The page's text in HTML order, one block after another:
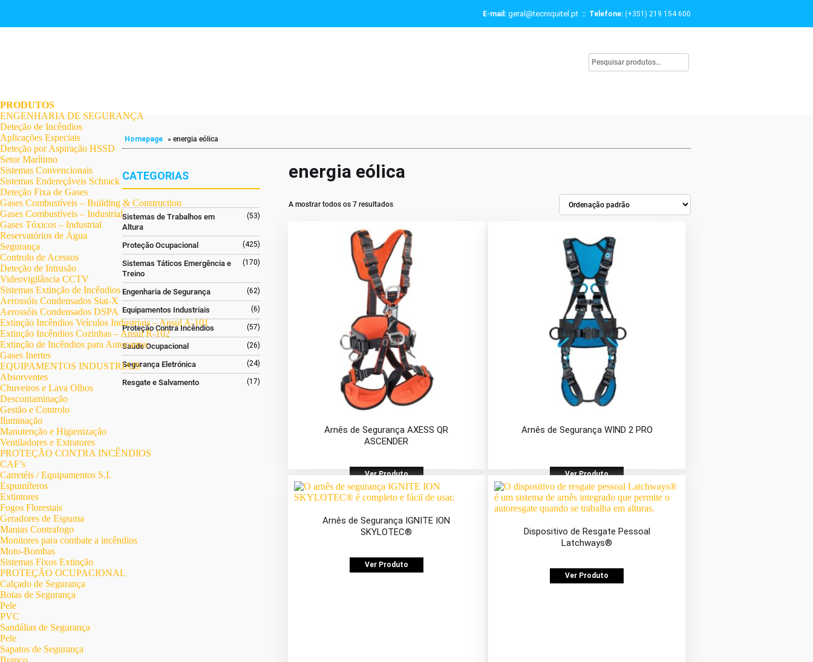
E-mail: geral@tecniquitel.pt :: Telefone: (+351) 219 154 600
PRODUTOS
ENGENHARIA DE SEGURANÇA
Deteção de Incêndios
Aplicações Especiais
Deteção por Aspiração HSSD
Setor Marítimo
Sistemas Convencionais
Sistemas Endereçáveis Schrack
Deteção Fixa de Gases
Gases Combustíveis – Building & Construction
Gases Combustíveis – Industrial
Gases Tóxicos – Industrial
Reservatórios de Água
Segurança
Controlo de Acessos
Deteção de Intrusão
Videovigilância CCTV
Sistemas Extinção de Incêndios
Aerossóis Condensados Stat-X
Aerossóis Condensados DSPA
Extinção Incêndios Veículos Industriais – Ansul A-101
Extinção Incêndios Cozinhas – Ansul R-102
Extinção de Incêndios para Autocarros
Gases Inertes
EQUIPAMENTOS INDUSTRIAIS
Absorventes
Chuveiros e Lava Olhos
Descontaminação
Gestão e Controlo
Iluminação
Manutenção e Higienização
Ventiladores e Extratores
PROTEÇÃO CONTRA INCÊNDIOS
CAF’s
Carretéis / Equipamentos S.I.
Espumíferos
Extintores
Fogos Florestais
Geradores de Espuma
Mantas Contrafogo
Monitores para combate a incêndios
Moto-Bombas
Sistemas Fixos Extinção
PROTEÇÃO OCUPACIONAL
Calçado de Segurança
Botas de Segurança
Pele
PVC
Sandálias de Segurança
Pele
Sapatos de Segurança
Branco
Homepage » energia eólica
CATEGORIAS
Sistemas de Trabalhos em
Altura
(53)
Proteção Ocupacional (425)
Sistemas Táticos Emergência e
Treino
(170)
Engenharia de Segurança (62)
Equipamentos Industriais (6)
Proteção Contra Incêndios (57)
Saúde Ocupacional (26)
Segurança Eletrónica (24)
Resgate e Salvamento (17)
energia eólica
A mostrar todos os 7 resultados
Arnês de Segurança AXESS QR
ASCENDER
Ver Produto
Arnês de Segurança WIND 2 PRO
Ver Produto
Arnês de Segurança IGNITE ION
SKYLOTEC®
Ver Produto
Dispositivo de Resgate Pessoal
Latchways®
Ver Produto